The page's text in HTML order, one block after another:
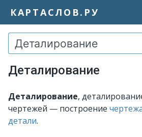
КАРТАСЛОВ.РУ
Деталирование
Деталирование,
чертежей — построение
детали.